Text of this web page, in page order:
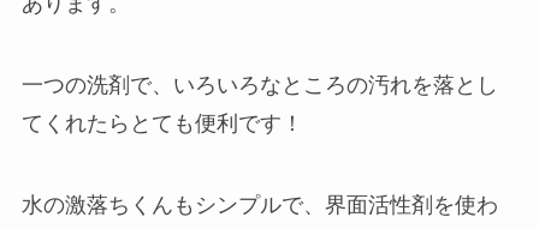
一つの洗剤で、いろいろなところの汚れを落とし
てくれたらとても便利です！
水の激落ちくんもシンプルで、界面活性剤を使わ